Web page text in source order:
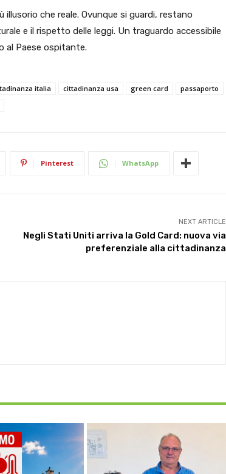
illusorio che reale. Ovunque si guardi, restano
e il rispetto delle leggi. Un traguardo accessibile
al Paese ospitante.
italia cittadinanza usa green card
passaporto
Pinterest WhatsApp
NEXT ARTICLE
Negli Stati Uniti arriva la Gold Card: nuova via
preferenziale alla cittadinanza